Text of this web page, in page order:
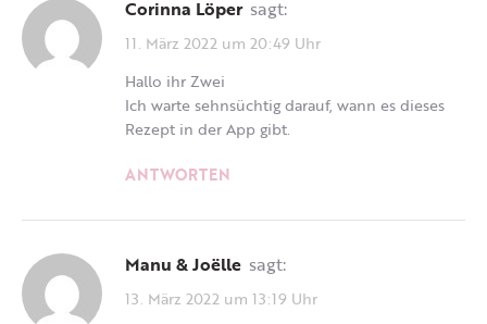
Corinna Löper sagt:
11. März 2022 um 20:49 Uhr
Hallo ihr Zwei
Ich warte sehnsüchtig darauf, wann es dieses
Rezept in der App gibt.
ANTWORTEN
Manu & Joëlle sagt:
13. März 2022 um 13:19 Uhr